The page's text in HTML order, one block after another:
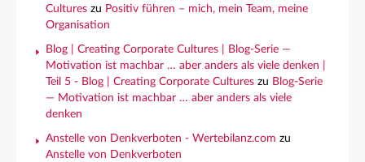
Cultures zu Positiv führen – mich, mein Team, meine
Organisation
Blog | Creating Corporate Cultures | Blog-Serie —
Motivation ist machbar … aber anders als viele denken |
Teil 5 - Blog | Creating Corporate Cultures zu Blog-Serie
— Motivation ist machbar … aber anders als viele
denken
Anstelle von Denkverboten - Wertebilanz.com zu
Anstelle von Denkverboten